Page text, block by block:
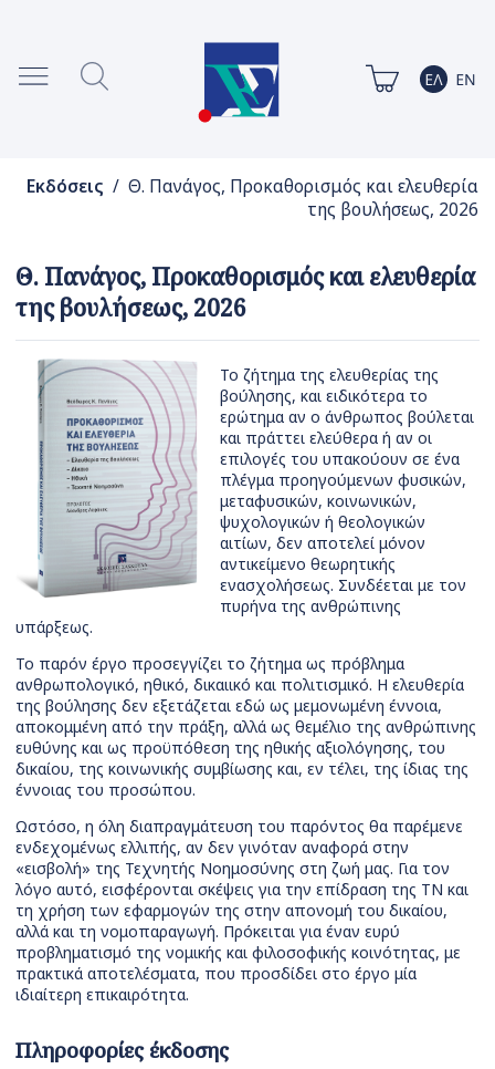
Εκδόσεις / Θ. Πανάγος, Προκαθορισμός και ελευθερία
της βουλήσεως, 2026
Θ. Πανάγος, Προκαθορισμός και ελευθερία
της βουλήσεως, 2026
Το ζήτημα της ελευθερίας της
βούλησης, και ειδικότερα το
ερώτημα αν ο άνθρωπος βούλεται
και πράττει ελεύθερα ή αν οι
επιλογές του υπακούουν σε ένα
πλέγμα προηγούμενων φυσικών,
μεταφυσικών, κοινωνικών,
ψυχολογικών ή θεολογικών
αιτίων, δεν αποτελεί μόνον
αντικείμενο θεωρητικής
ενασχολήσεως. Συνδέεται με τον
πυρήνα της ανθρώπινης
υπάρξεως.
Το παρόν έργο προσεγγίζει το ζήτημα ως πρόβλημα
ανθρωπολογικό, ηθικό, δικαιικό και πολιτισμικό. Η ελευθερία
της βούλησης δεν εξετάζεται εδώ ως μεμονωμένη έννοια,
αποκομμένη από την πράξη, αλλά ως θεμέλιο της ανθρώπινης
ευθύνης και ως προϋπόθεση της ηθικής αξιολόγησης, του
δικαίου, της κοινωνικής συμβίωσης και, εν τέλει, της ίδιας της
έννοιας του προσώπου.
Ωστόσο, η όλη διαπραγμάτευση του παρόντος θα παρέμενε
ενδεχομένως ελλιπής, αν δεν γινόταν αναφορά στην
«εισβολή» της Τεχνητής Νοημοσύνης στη ζωή μας. Για τον
λόγο αυτό, εισφέρονται σκέψεις για την επίδραση της ΤΝ και
τη χρήση των εφαρμογών της στην απονομή του δικαίου,
αλλά και τη νομοπαραγωγή. Πρόκειται για έναν ευρύ
προβληματισμό της νομικής και φιλοσοφικής κοινότητας, με
πρακτικά αποτελέσματα, που προσδίδει στο έργο μία
ιδιαίτερη επικαιρότητα.
Πληροφορίες έκδοσης